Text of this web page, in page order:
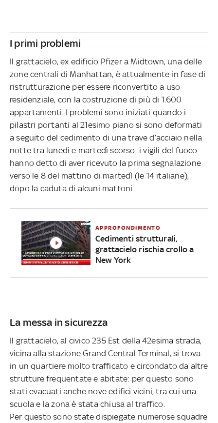
I primi problemi
Il grattacielo, ex edificio Pfizer a Midtown, una delle
zone centrali di Manhattan, è attualmente in fase di
ristrutturazione per essere riconvertito a uso
residenziale, con la costruzione di più di 1.600
appartamenti. I problemi sono iniziati quando i
pilastri portanti al 21esimo piano si sono deformati
a seguito del cedimento di una trave d’acciaio nella
notte tra lunedì e martedì scorso: i vigili del fuoco
hanno detto di aver ricevuto la prima segnalazione
verso le 8 del mattino di martedì (le 14 italiane),
dopo la caduta di alcuni mattoni.
APPROFONDIMENTO
Cedimenti strutturali,
grattacielo rischia crollo a
New York
La messa in sicurezza
Il grattacielo, al civico 235 Est della 42esima strada,
vicina alla stazione Grand Central Terminal, si trova
in un quartiere molto trafficato e circondato da altre
strutture frequentate e abitate: per questo sono
stati evacuati anche nove edifici vicini, tra cui una
scuola e la zona è stata chiusa al traffico.
Per questo sono state dispiegate numerose squadre